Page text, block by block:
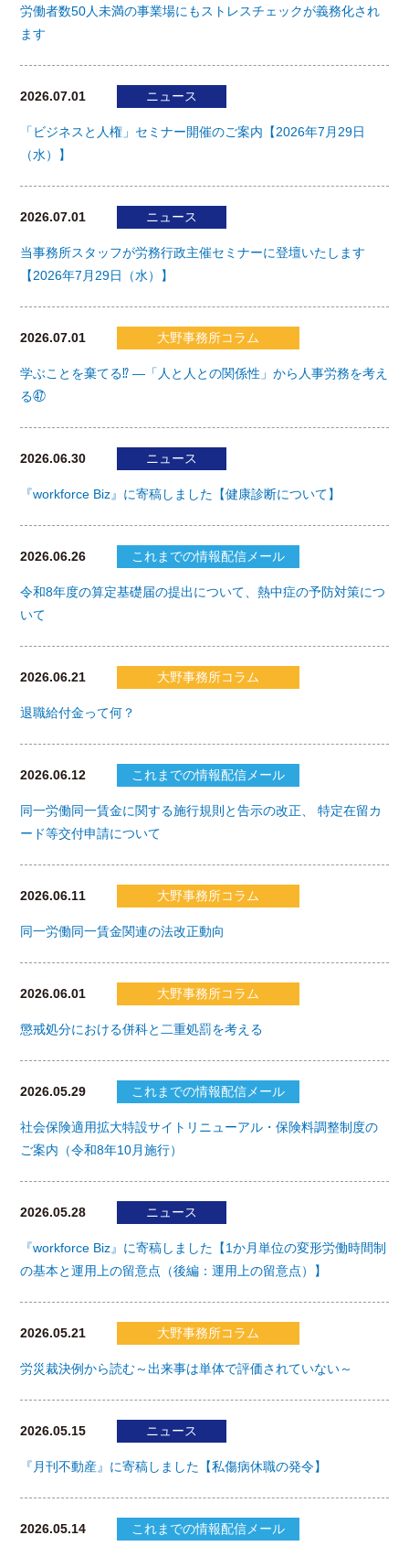
労働者数50人未満の事業場にもストレスチェックが義務化され
ます
2026.07.01 ニュース
「ビジネスと人権」セミナー開催のご案内【2026年7月29日
（水）】
2026.07.01 ニュース
当事務所スタッフが労務行政主催セミナーに登壇いたします
【2026年7月29日（水）】
2026.07.01 大野事務所コラム
学ぶことを棄てる⁉ ―「人と人との関係性」から人事労務を考え
る㊼
2026.06.30 ニュース
『workforce Biz』に寄稿しました【健康診断について】
2026.06.26 これまでの情報配信メール
令和8年度の算定基礎届の提出について、熱中症の予防対策につ
いて
2026.06.21 大野事務所コラム
退職給付金って何？
2026.06.12 これまでの情報配信メール
同一労働同一賃金に関する施行規則と告示の改正、 特定在留カ
ード等交付申請について
2026.06.11 大野事務所コラム
同一労働同一賃金関連の法改正動向
2026.06.01 大野事務所コラム
懲戒処分における併科と二重処罰を考える
2026.05.29 これまでの情報配信メール
社会保険適用拡大特設サイトリニューアル・保険料調整制度の
ご案内（令和8年10月施行）
2026.05.28 ニュース
『workforce Biz』に寄稿しました【1か月単位の変形労働時間制
の基本と運用上の留意点（後編：運用上の留意点）】
2026.05.21 大野事務所コラム
労災裁決例から読む～出来事は単体で評価されていない～
2026.05.15 ニュース
『月刊不動産』に寄稿しました【私傷病休職の発令】
2026.05.14 これまでの情報配信メール